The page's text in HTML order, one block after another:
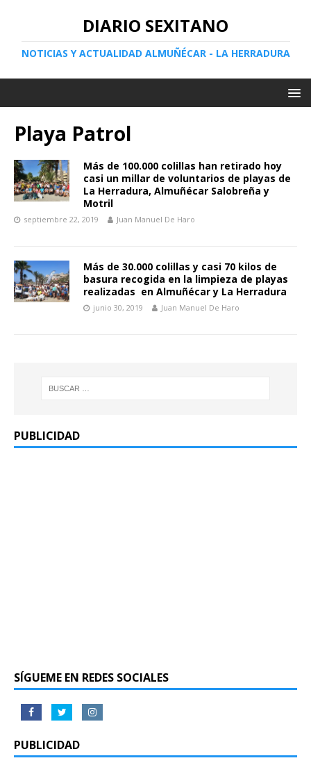
DIARIO SEXITANO
NOTICIAS Y ACTUALIDAD ALMUÑÉCAR - LA HERRADURA
Playa Patrol
Más de 100.000 colillas han retirado hoy
casi un millar de voluntarios de playas de
La Herradura, Almuñécar Salobreña y
Motril
septiembre 22, 2019 Juan Manuel De Haro
Más de 30.000 colillas y casi 70 kilos de
basura recogida en la limpieza de playas
realizadas en Almuñécar y La Herradura
junio 30, 2019 Juan Manuel De Haro
PUBLICIDAD
SÍGUEME EN REDES SOCIALES
PUBLICIDAD